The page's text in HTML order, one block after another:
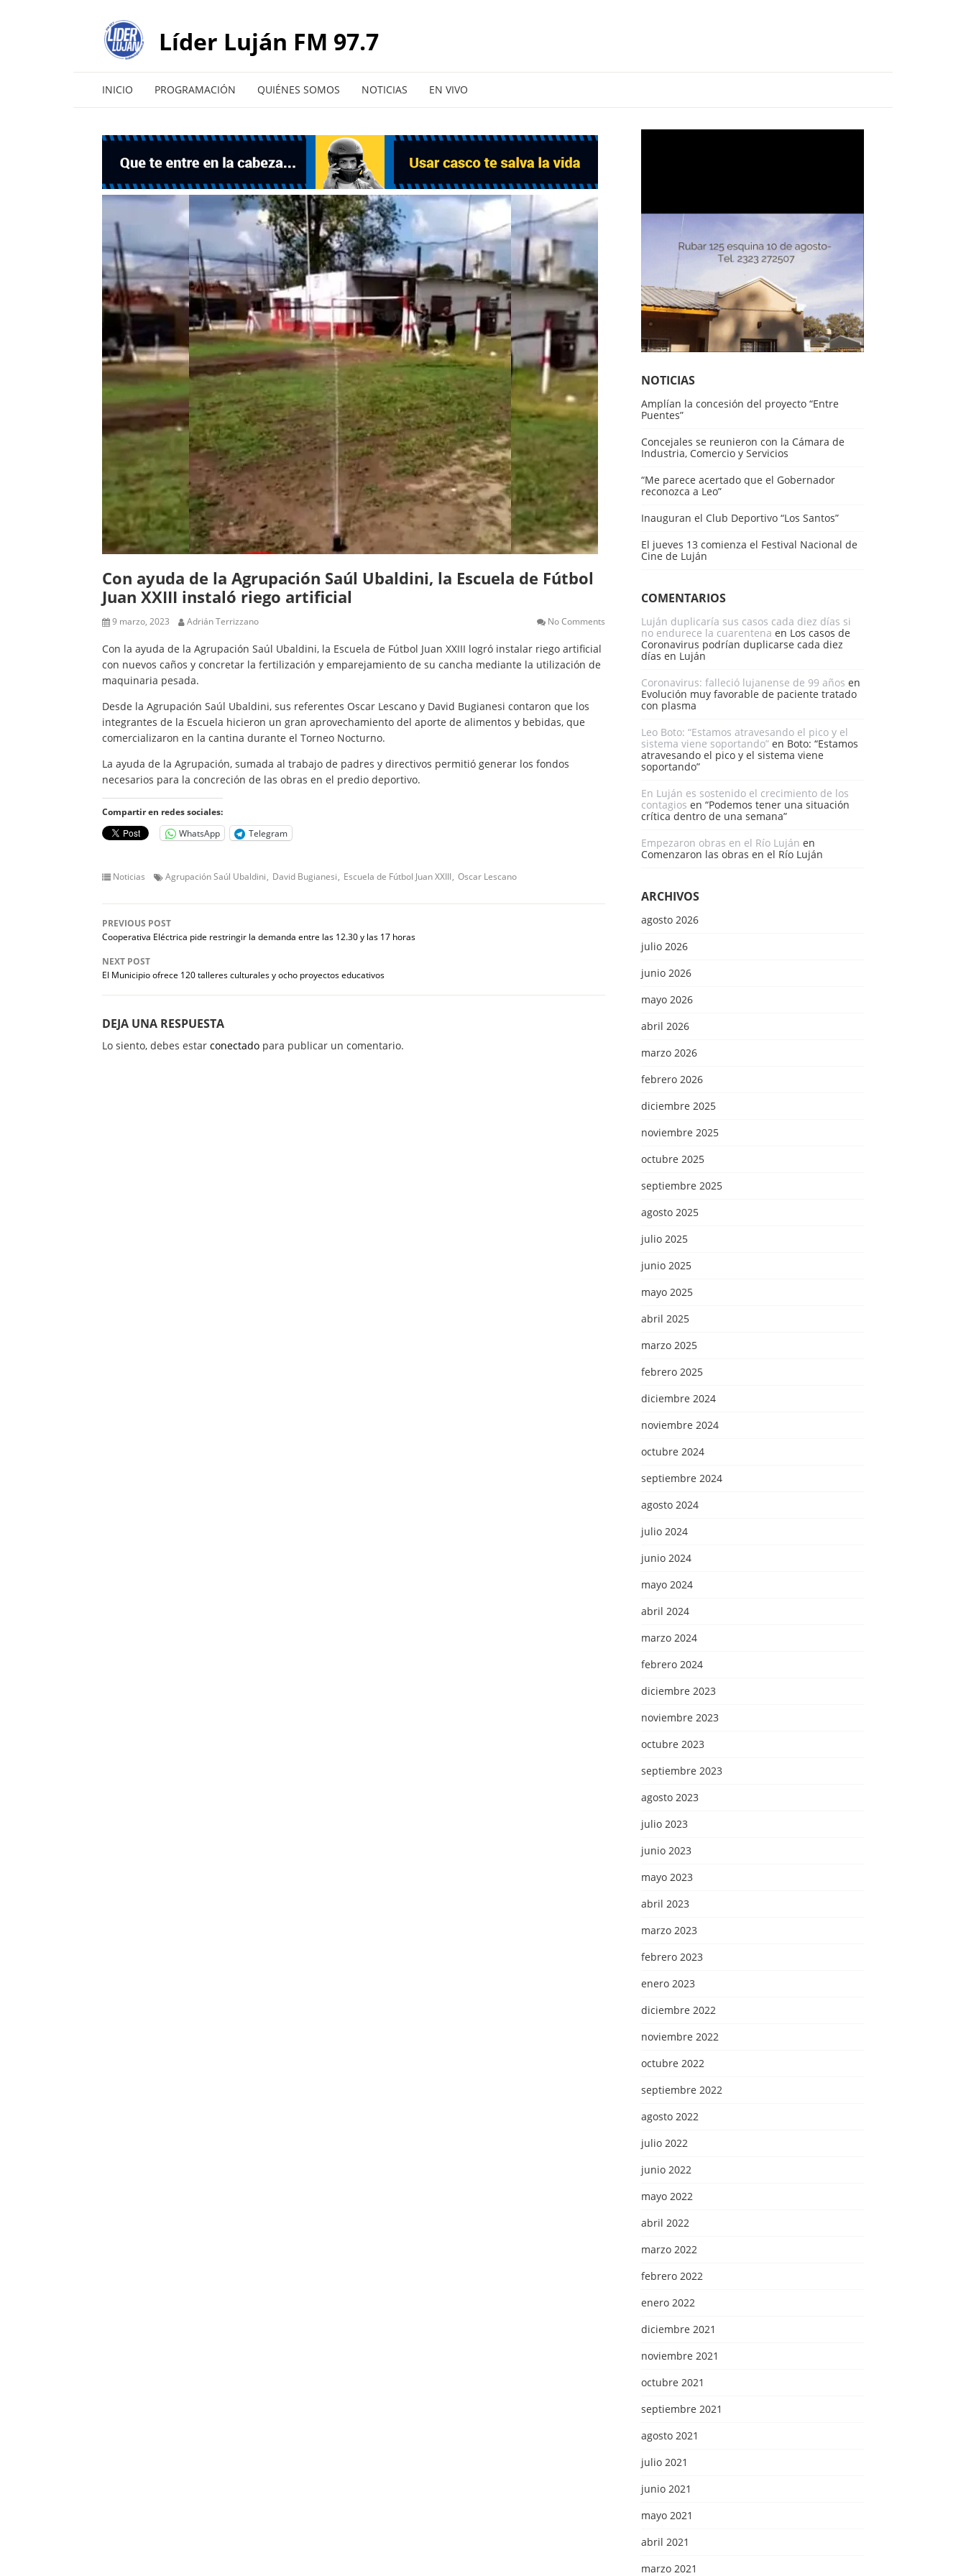
Líder Luján FM 97.7
INICIO PROGRAMACIÓN QUIÉNES SOMOS NOTICIAS EN VIVO
Con ayuda de la Agrupación Saúl Ubaldini, la Escuela de Fútbol
Juan XXIII instaló riego artificial
9 marzo, 2023 Adrián Terrizzano No Comments
Con la ayuda de la Agrupación Saúl Ubaldini, la Escuela de Fútbol Juan XXIII logró instalar riego artificial
con nuevos caños y concretar la fertilización y emparejamiento de su cancha mediante la utilización de
maquinaria pesada.
Desde la Agrupación Saúl Ubaldini, sus referentes Oscar Lescano y David Bugianesi contaron que los
integrantes de la Escuela hicieron un gran aprovechamiento del aporte de alimentos y bebidas, que
comercializaron en la cantina durante el Torneo Nocturno.
La ayuda de la Agrupación, sumada al trabajo de padres y directivos permitió generar los fondos
necesarios para la concreción de las obras en el predio deportivo.
Compartir en redes sociales:
WhatsApp
Telegram
Noticias Agrupación Saúl Ubaldini David Bugianesi Escuela de Fútbol Juan XXIII Oscar Lescano
PREVIOUS POST
Cooperativa Eléctrica pide restringir la demanda entre las 12.30 y las 17 horas
NEXT POST
El Municipio ofrece 120 talleres culturales y ocho proyectos educativos
DEJA UNA RESPUESTA
Lo siento, debes estar conectado para publicar un comentario.
NOTICIAS
Amplían la concesión del proyecto “Entre
Puentes”
Concejales se reunieron con la Cámara de
Industria, Comercio y Servicios
“Me parece acertado que el Gobernador
reconozca a Leo”
Inauguran el Club Deportivo “Los Santos”
El jueves 13 comienza el Festival Nacional de
Cine de Luján
COMENTARIOS
Luján duplicaría sus casos cada diez días si
no endurece la cuarentena en Los casos de
Coronavirus podrían duplicarse cada diez
días en Luján
Coronavirus: falleció lujanense de 99 años en
Evolución muy favorable de paciente tratado
con plasma
Leo Boto: “Estamos atravesando el pico y el
sistema viene soportando” en Boto: “Estamos
atravesando el pico y el sistema viene
soportando”
En Luján es sostenido el crecimiento de los
contagios en “Podemos tener una situación
crítica dentro de una semana”
Empezaron obras en el Río Luján en
Comenzaron las obras en el Río Luján
ARCHIVOS
agosto 2026
julio 2026
junio 2026
mayo 2026
abril 2026
marzo 2026
febrero 2026
diciembre 2025
noviembre 2025
octubre 2025
septiembre 2025
agosto 2025
julio 2025
junio 2025
mayo 2025
abril 2025
marzo 2025
febrero 2025
diciembre 2024
noviembre 2024
octubre 2024
septiembre 2024
agosto 2024
julio 2024
junio 2024
mayo 2024
abril 2024
marzo 2024
febrero 2024
diciembre 2023
noviembre 2023
octubre 2023
septiembre 2023
agosto 2023
julio 2023
junio 2023
mayo 2023
abril 2023
marzo 2023
febrero 2023
enero 2023
diciembre 2022
noviembre 2022
octubre 2022
septiembre 2022
agosto 2022
julio 2022
junio 2022
mayo 2022
abril 2022
marzo 2022
febrero 2022
enero 2022
diciembre 2021
noviembre 2021
octubre 2021
septiembre 2021
agosto 2021
julio 2021
junio 2021
mayo 2021
abril 2021
marzo 2021